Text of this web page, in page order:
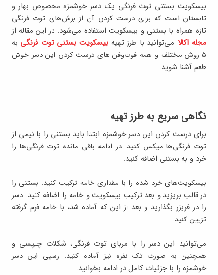
بیسکویت بستنی توت فرنگی یک دسر خوشمزه مخصوص بهار و
تابستان است که برای درست کردن آن از برش‌های توت فرنگی
تازه همراه با بستنی و بیسکویت استفاده می‌شود. در این مقاله از
مجله اکالا می‌توانید با طرز تهیه بیسکویت بستنی توت فرنگی به
۵ روش مختلف و همه فوت‌وفن‌ های درست کردن این دسر خوش
طعم آشنا شوید.
نگاهی سریع به طرز تهیه
برای درست کردن این دسر خوشمزه ابتدا باید بستنی را با نیمی از
توت فرنگی‌ها میکس کنید. در ادامه باقی مانده توت فرنگی‌ها را
خرد و به بستنی اضافه کنید.
بیسکویت‌های خرد شده را با مقداری خامه ترکیب کنید. بستنی را
در قالب بریزید و بعد ترکیب بیسکویت و خامه را اضافه کنید. دسر
را در فریزر بگذارید و بعد از این که آماده شد، با خامه فرم گرفته
تزیین کنید.
می‌توانید این دسر را با مربای توت فرنگی، شکلات چیپسی و
همچنین به صورت تک نفره نیز آماده کنید. رسپی این دسر
خوشمزه را با جزئیات کامل در ادامه بخوانید.